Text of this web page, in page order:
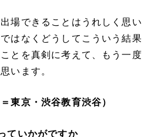
場できることはうれしく思い
はなくどうしてこういう結果
とを真剣に考えて、もう一度
います。
東京・渋谷教育渋谷）
ていかがですか